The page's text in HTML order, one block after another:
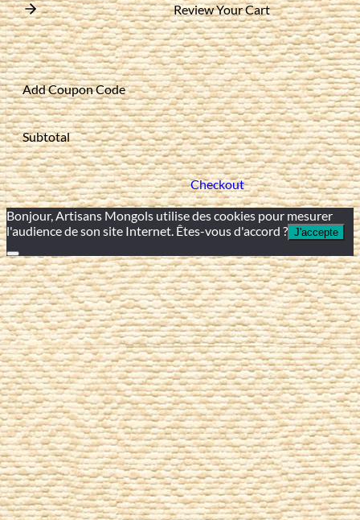
Review Your Cart
Add Coupon Code
Subtotal
Checkout
Bonjour, Artisans Mongols utilise des cookies pour mesurer
l'audience de son site Internet. Êtes-vous d'accord ? J'accepte